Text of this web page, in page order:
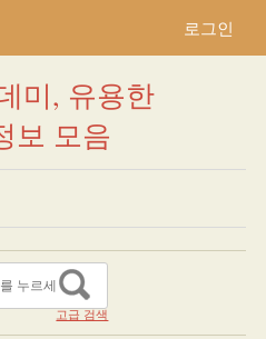
로그인
미, 유용한
보 모음
고급 검색